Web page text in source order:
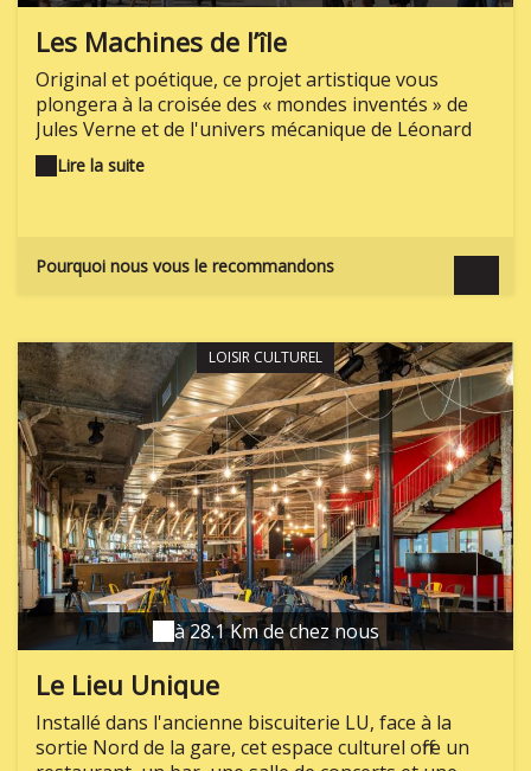
Les Machines de l’île
Original et poétique, ce projet artistique vous
plongera à la croisée des « mondes inventés » de
Jules Verne et de l'univers mécanique de Léonard
de Vinci. Levez la tête, ouvrez grand les yeux et
retrouvez votre âme d'enfant en découvrant le
Lire la suite
Pourquoi nous vous le recommandons
LOISIR CULTUREL
à 28.1 Km de chez nous
Le Lieu Unique
Installé dans l'ancienne biscuiterie LU, face à la
sortie Nord de la gare, cet espace culturel offre un